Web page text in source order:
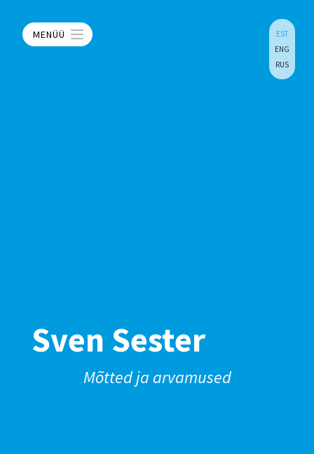
MENÜÜ
EST
ENG
RUS
Sven Sester
Mõtted ja arvamused